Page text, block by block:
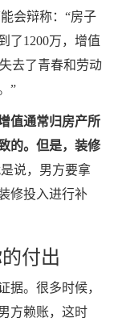
会辩称：“房子
了1200万，增值
去了青春和劳动
”
值通常归房产所
的。但是，装修
说，男方要拿
修投入进行补
付出
据。很多时候，
方赖账，这时